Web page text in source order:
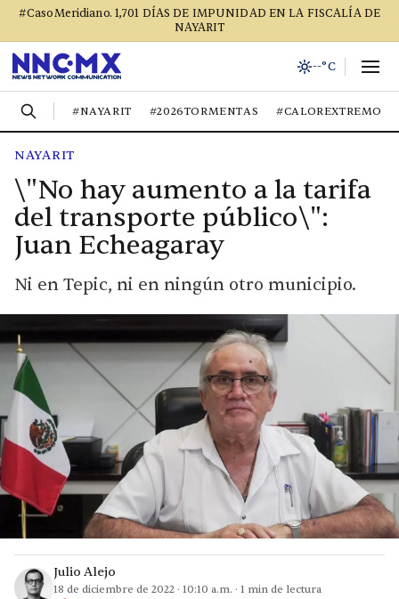
#CasoMeridiano. 1,701 DÍAS DE IMPUNIDAD EN LA FISCALÍA DE
NAYARIT
--°C
#NAYARIT #2026TORMENTAS #CALOREXTREMO
NAYARIT
\"No hay aumento a la tarifa
del transporte público\":
Juan Echeagaray
Ni en Tepic, ni en ningún otro municipio.
Julio Alejo
18 de diciembre de 2022 · 10:10 a.m. · 1 min de lectura